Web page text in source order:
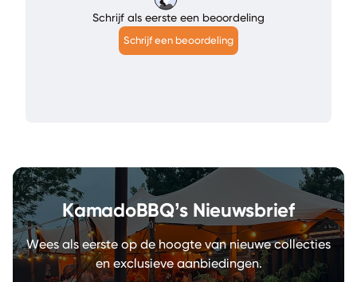
Schrijf als eerste een beoordeling
Schrijf een beoordeling
KamadoBBQ’s Nieuwsbrief
Wees als eerste op de hoogte van nieuwe collecties
en exclusieve aanbiedingen.